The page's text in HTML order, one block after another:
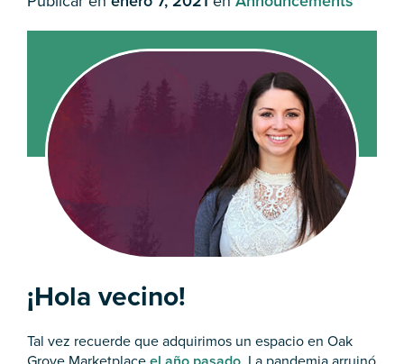
¡Hola vecino!
Tal vez recuerde que adquirimos un espacio en Oak